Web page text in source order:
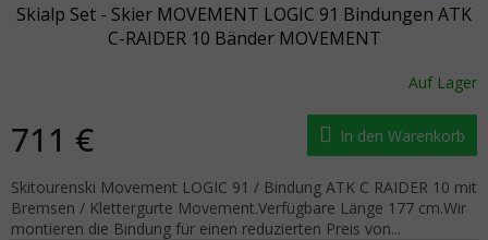
Skialp Set - Skier MOVEMENT LOGIC 91 Bindungen ATK
C-RAIDER 10 Bänder MOVEMENT
Auf Lager
711 € In den Warenkorb
Skitourenski Movement LOGIC 91 / Bindung ATK C RAIDER 10 mit
Bremsen / Klettergurte Movement.Verfügbare Länge 177 cm.Wir
montieren die Bindung für einen reduzierten Preis von...